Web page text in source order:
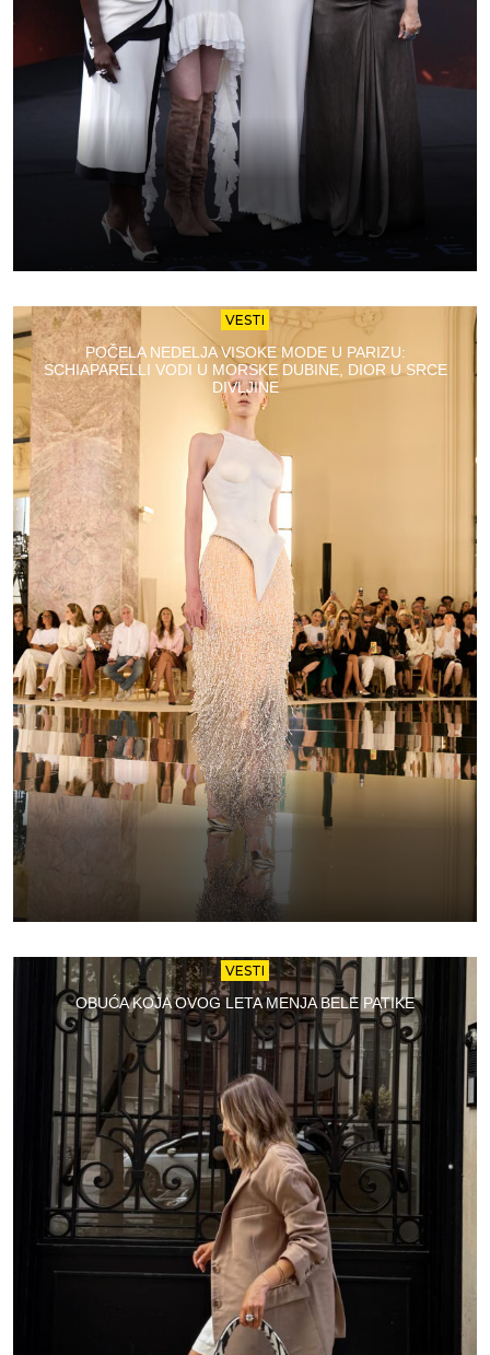
VESTI
POČELA NEDELJA VISOKE MODE U PARIZU:
SCHIAPARELLI VODI U MORSKE DUBINE, DIOR U SRCE
DIVLJINE
VESTI
OBUĆA KOJA OVOG LETA MENJA BELE PATIKE